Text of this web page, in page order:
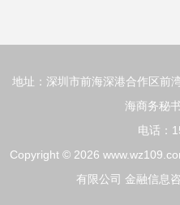
地址：深圳市前海深港合作区前
海商务秘
电话：
Copyright © 2026
有限公司 金融信息